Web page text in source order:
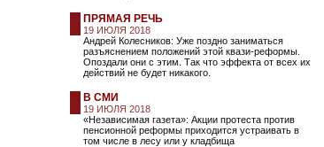
ПРЯМАЯ РЕЧЬ
19 ИЮЛЯ 2018
Андрей Колесников: Уже поздно заниматься
разъяснением положений этой квази-реформы.
Опоздали они с этим. Так что эффекта от всех их
действий не будет никакого.
В СМИ
19 ИЮЛЯ 2018
«Независимая газета»: Акции протеста против
пенсионной реформы приходится устраивать в
том числе в лесу или у кладбища